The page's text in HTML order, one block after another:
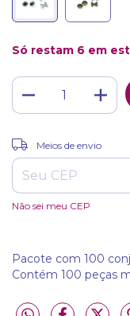
Só restam 6 em
Entregas para o CEP:
Meios de envio
Não sei meu CEP
Pacote com 100
Contém 100 peças